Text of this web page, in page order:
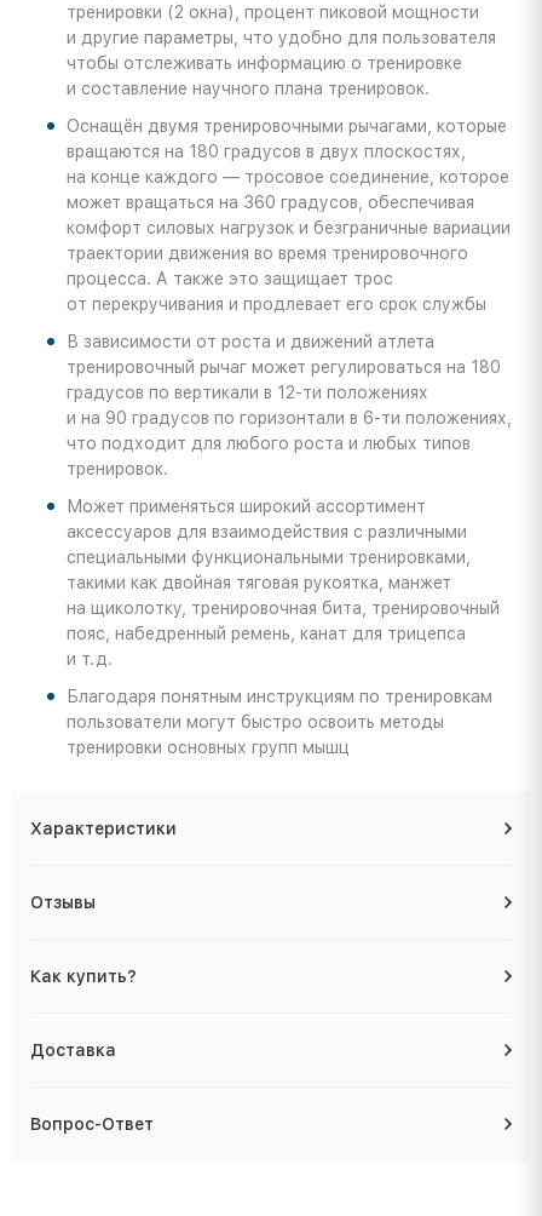
тренировки (2 окна), процент пиковой мощности
и другие параметры, что удобно для пользователя
чтобы отслеживать информацию о тренировке
и составление научного плана тренировок.
Оснащён двумя тренировочными рычагами, которые
вращаются на 180 градусов в двух плоскостях,
на конце каждого — тросовое соединение, которое
может вращаться на 360 градусов, обеспечивая
комфорт силовых нагрузок и безграничные вариации
траектории движения во время тренировочного
процесса. А также это защищает трос
от перекручивания и продлевает его срок службы
В зависимости от роста и движений атлета
тренировочный рычаг может регулироваться на 180
градусов по вертикали в 12-ти положениях
и на 90 градусов по горизонтали в 6-ти положениях,
что подходит для любого роста и любых типов
тренировок.
Может применяться широкий ассортимент
аксессуаров для взаимодействия с различными
специальными функциональными тренировками,
такими как двойная тяговая рукоятка, манжет
на щиколотку, тренировочная бита, тренировочный
пояс, набедренный ремень, канат для трицепса
и т.д.
Благодаря понятным инструкциям по тренировкам
пользователи могут быстро освоить методы
тренировки основных групп мышц
Характеристики
Отзывы
Как купить?
Доставка
Вопрос-Ответ